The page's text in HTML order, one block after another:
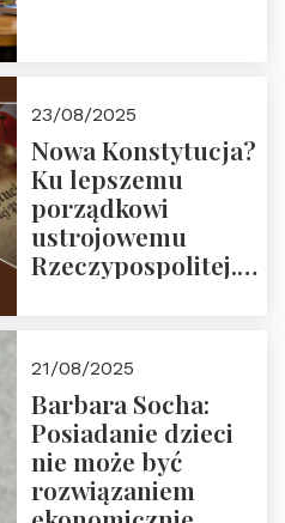
23/08/2025
Nowa Konstytucja?
Ku lepszemu
porządkowi
ustrojowemu
Rzeczypospolitej.
Nowego
Ćwierćwiecza”
21/08/2025
Barbara Socha:
Posiadanie dzieci
nie może być
rozwiązaniem